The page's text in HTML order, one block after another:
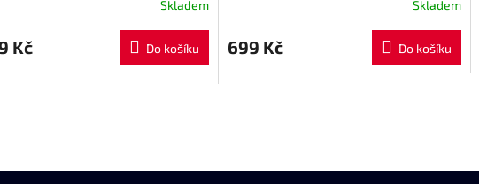
Skladem
Kč Do košíku
Skladem
699 Kč Do košíku